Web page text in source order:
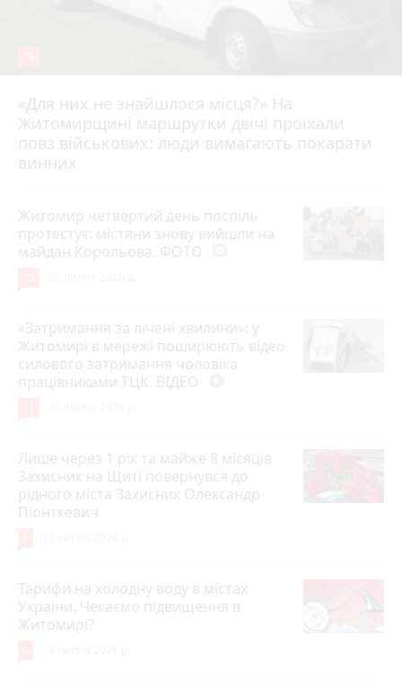
«Для них не знайшлося місця?» На
Житомирщині маршрутки двічі проїхали
повз військових: люди вимагають покарати
винних
17 липня 2026 р.
Житомир четвертий день поспіль
протестує: містяни знову вийшли на
майдан Корольова. ФОТО
«Затримання за лічені хвилини»: у
Житомирі в мережі поширюють відео
силового затримання чоловіка
працівниками ТЦК. ВІДЕО
Лише через 1 рік та майже 8 місяців
Захисник на Щиті повернувся до
рідного міста Захисник Олександр
Піонткевич
Тарифи на холодну воду в містах
України. Чекаємо підвищення в
Житомирі?